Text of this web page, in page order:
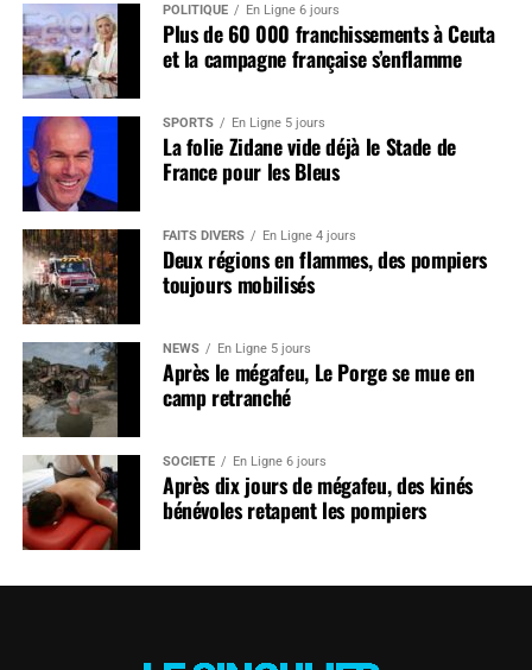
POLITIQUE En Ligne 6 jours
Plus de 60 000 franchissements à Ceuta
et la campagne française s’enflamme
SPORTS En Ligne 5 jours
La folie Zidane vide déjà le Stade de
France pour les Bleus
FAITS DIVERS En Ligne 4 jours
Deux régions en flammes, des pompiers
toujours mobilisés
NEWS En Ligne 5 jours
Après le mégafeu, Le Porge se mue en
camp retranché
SOCIÉTÉ En Ligne 6 jours
Après dix jours de mégafeu, des kinés
bénévoles retapent les pompiers